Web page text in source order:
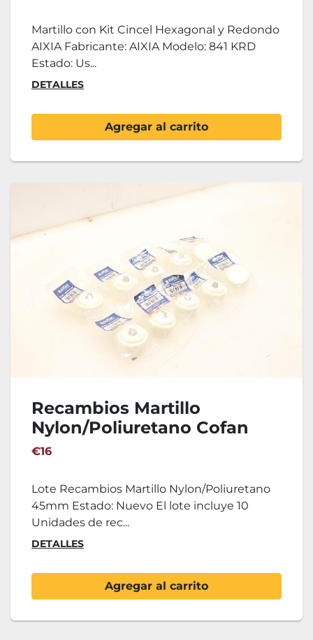
Martillo con Kit Cincel Hexagonal y Redondo
AIXIA Fabricante: AIXIA Modelo: 841 KRD
Estado: Us...
DETALLES
Agregar al carrito
Recambios Martillo
Nylon/Poliuretano Cofan
45mm
€16
Lote Recambios Martillo Nylon/Poliuretano
45mm Estado: Nuevo El lote incluye 10
Unidades de rec...
DETALLES
Agregar al carrito